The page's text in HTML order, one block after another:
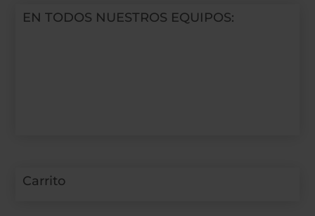
EN TODOS NUESTROS EQUIPOS:
Carrito